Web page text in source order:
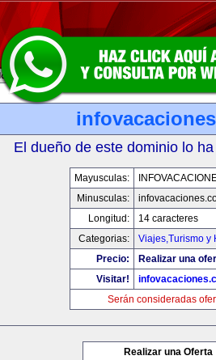
El dueño de este dominio lo
Mayusculas:
Minusculas:
Longitud:
14 caracteres
Categorias:
Viajes,Turismo y
Precio:
Realizar una
Visitar!
Serán consideradas
Realizar una Oferta